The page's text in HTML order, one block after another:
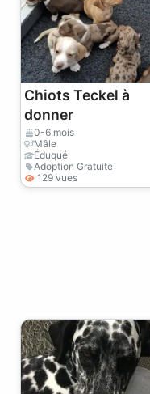
Chiots Teckel à
donner
0-6 mois
Mâle
Éduqué
Adoption Gratuite
129 vues